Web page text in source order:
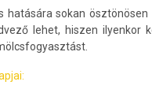
hatására sokan
lehet, hiszen ilyenkor